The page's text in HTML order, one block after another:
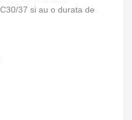
37 si au o durata de